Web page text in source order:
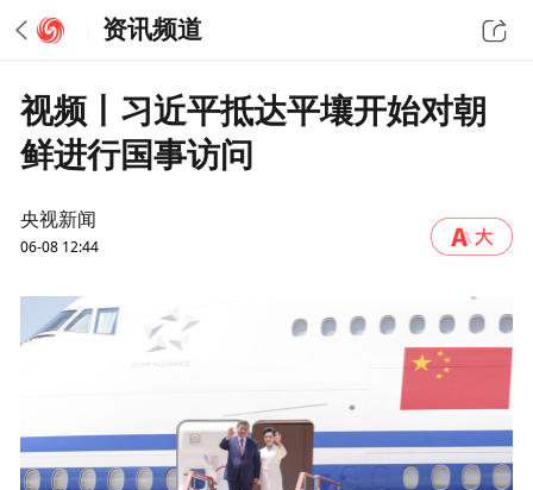
资讯频道
视频丨习近平抵达平壤开始对朝
鲜进行国事访问
央视新闻
06-08 12:44